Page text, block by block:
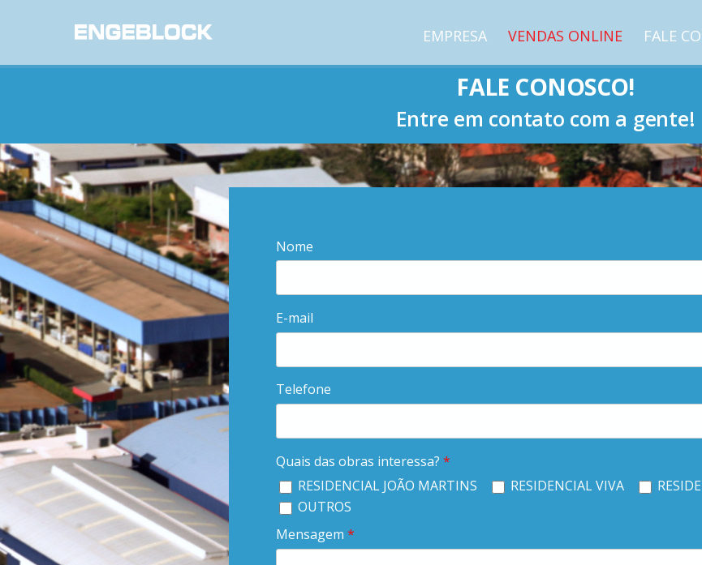
EMPRESA VENDAS ONLINE FALE
FALE CONOSCO!
Entre em contato com a gente!
Nome
E-mail
Telefone
Quais das obras interessa?*
RESIDENCIAL JOÃO MARTINS
RESIDENCIAL VIVA
OUTROS
Mensagem*